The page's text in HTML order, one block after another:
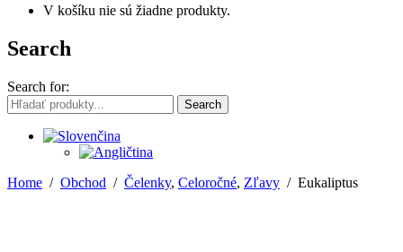
V košíku nie sú žiadne produkty.
Search
Search for:
Search
Home / Obchod / Čelenky, Celoročné, Zľavy / Eukaliptus